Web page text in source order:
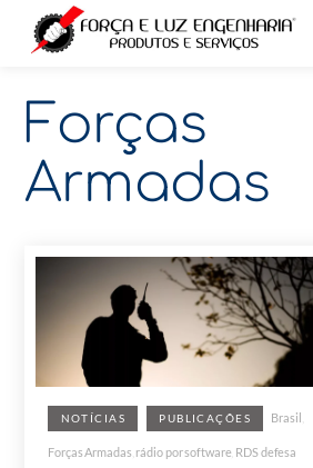
Forças
Armadas
NOTÍCIAS PUBLICAÇÕES Brasil
Forças Armadas rádio por software RDS defesa